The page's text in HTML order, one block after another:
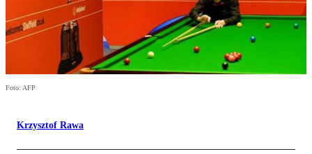
Foto: AFP
Krzysztof Rawa